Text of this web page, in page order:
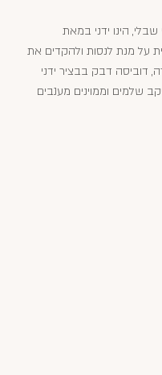
הינו ידני במאת
על מנת לנסות ולהקדים את
דוביסה דבק בבציר ידני
שלמים וממוינים מענבים